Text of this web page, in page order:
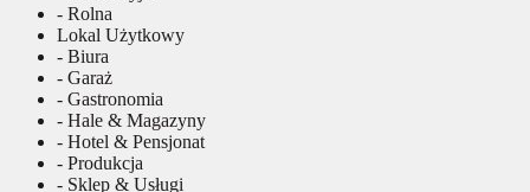
- Rolna
Lokal Użytkowy
- Biura
- Garaż
- Gastronomia
- Hale & Magazyny
- Hotel & Pensjonat
- Produkcja
- Sklep & Usługi